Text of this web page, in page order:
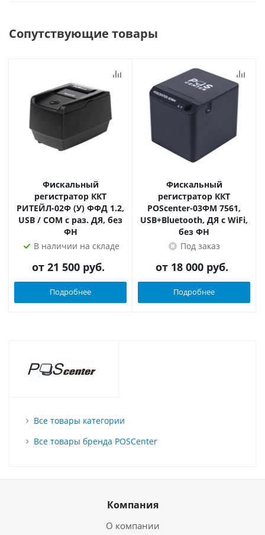
Сопутствующие товары
Фискальный
регистратор ККТ
РИТЕЙЛ-02Ф (У) ФФД 1.2,
USB / COM с раз. ДЯ, без
ФН
В наличии на складе
от 21 500 руб.
Подробнее
Фискальный
регистратор ККТ
POScenter-03ФМ 7561,
USB+Bluetooth, ДЯ с WiFi,
без ФН
Под заказ
от 18 000 руб.
Подробнее
Все товары категории
Все товары бренда POSCenter
Компания
О компании